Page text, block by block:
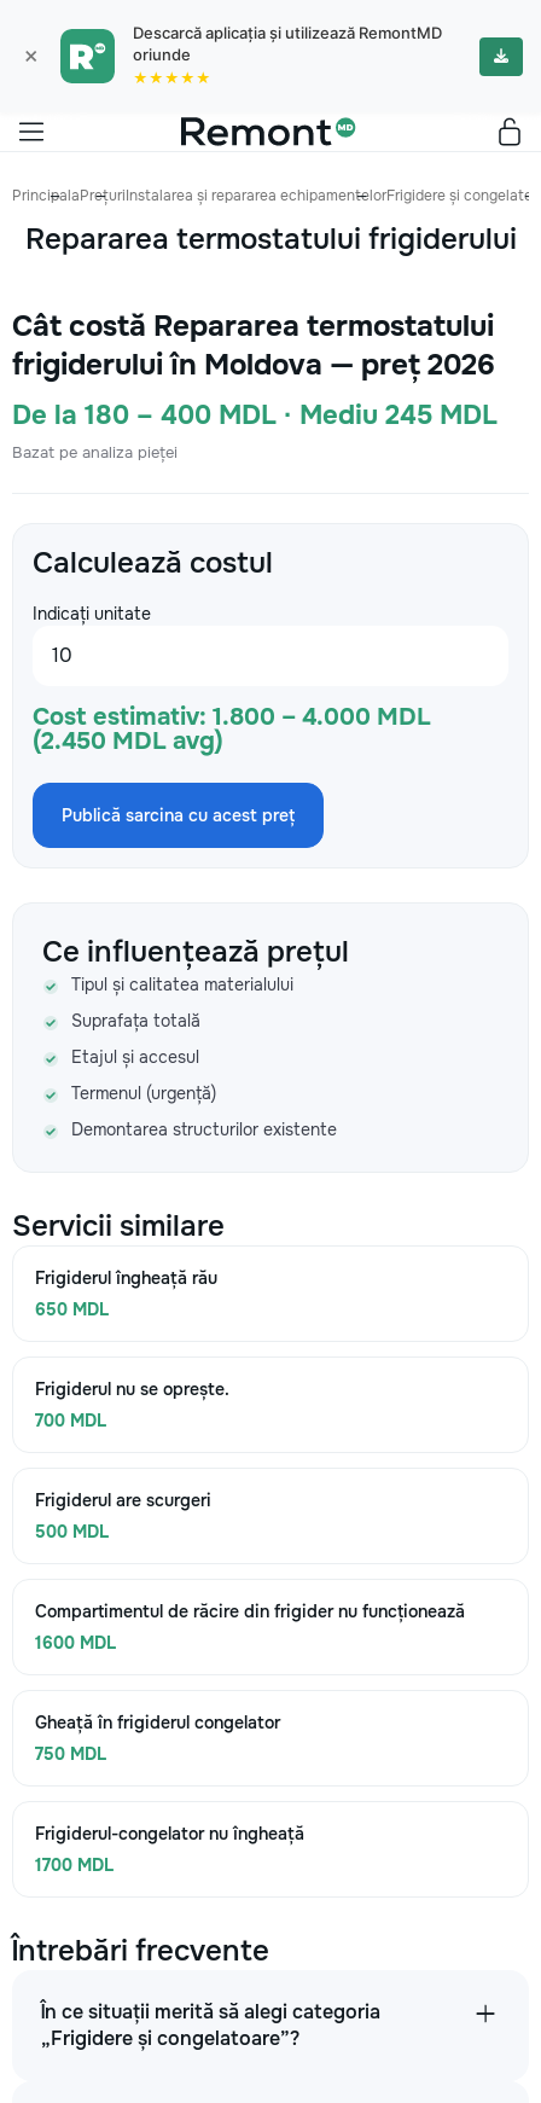
×
Descarcă aplicația și utilizează RemontMD
oriunde
★★★★★
PrincipalaPrețuriInstalarea și repararea echipamentelorFrigidere și
Repararea termostatului frigiderului
Cât costă Repararea termostatului
frigiderului în Moldova — preț 2026
De la 180 – 400 MDL · Mediu 245 MDL
Bazat pe analiza pieței
Calculează costul
Indicați unitate
Cost estimativ: 1.800 – 4.000 MDL
(2.450 MDL avg)
Publică sarcina cu acest preț
Ce influențează prețul
Tipul și calitatea materialului
Suprafața totală
Etajul și accesul
Termenul (urgență)
Demontarea structurilor existente
Servicii similare
Frigiderul îngheață rău
650 MDL
Frigiderul nu se oprește.
700 MDL
Frigiderul are scurgeri
500 MDL
Compartimentul de răcire din frigider nu funcționează
1600 MDL
Gheață în frigiderul congelator
750 MDL
Frigiderul-congelator nu îngheață
1700 MDL
Întrebări frecvente
În ce situații merită să alegi categoria
„Frigidere și congelatoare”?